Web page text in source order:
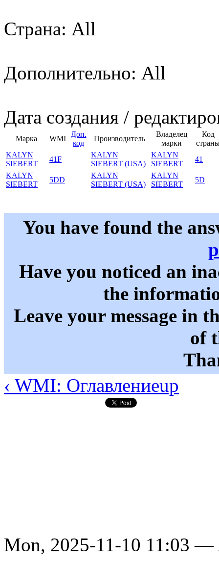
Страна: All
Дополнительно: All
Дата создания /
Марка WMI
Доп.
код
Производитель
Владелец
марки
Код
KALYN
SIEBERT
41F
KALYN
SIEBERT (USA)
KALYN
SIEBERT
41
KALYN
SIEBERT
5DD
KALYN
SIEBERT (USA)
KALYN
SIEBERT
5D
You have found the
Have you noticed an
the
Leave your message in
of
‹ WMI: Оглавлениеup
Mon, 2025-11-10 11:03 —